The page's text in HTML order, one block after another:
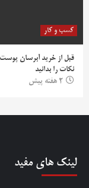
کسب و کار
قبل از خرید آبرسان
نکات را بدانید
2 هفته پیش
لینک های مفید